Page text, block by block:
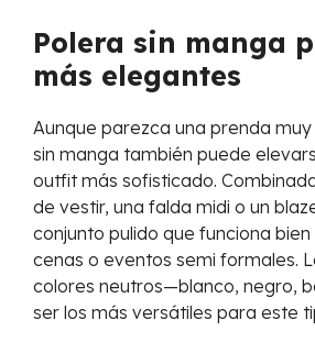
Polera sin manga
más elegantes
Aunque parezca una prenda
sin manga también puede
outfit más sofisticado.
de vestir, una falda midi o un
conjunto pulido que funciona
cenas o eventos semi formales.
colores neutros—blanco, negro,
ser los más versátiles para este